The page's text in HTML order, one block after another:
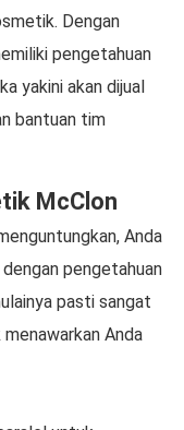
Dengan
pengetahuan
yakini akan dijual
bantuan tim
McClon
Anda
pengetahuan
pasti sangat
Anda